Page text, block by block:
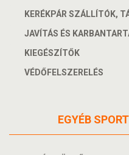
KERÉKPÁR SZÁLLÍTÓK,
JAVÍTÁS ÉS
KIEGÉSZÍTŐK
VÉDŐFELSZERELÉS
EGYÉB